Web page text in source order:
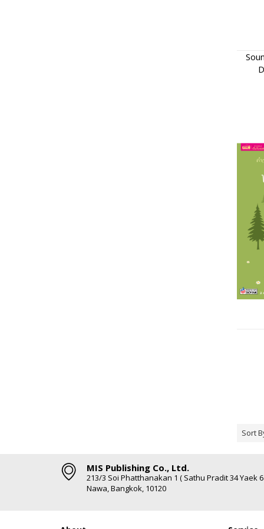
Sort
MIS Publishing Co., Ltd.
213/3 Soi Phatthanakan 1 ( Sathu Pradit 34 Yaek
Nawa, Bangkok, 10120